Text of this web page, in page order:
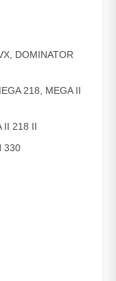
DOMINATOR
218, MEGA II
II 218 II
330